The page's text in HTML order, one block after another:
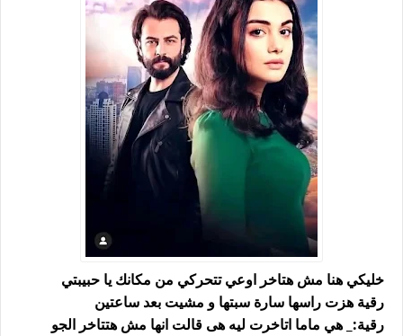
خليكي هنا مش هتاخر اوعي تتحركي من مكانك يا حبيبتي
رقية هزت راسها سارة سبتها و مشيت بعد ساعتين
رقية:_ هي ماما اتاخرت ليه هى قالت انها مش هتتاخر الجو